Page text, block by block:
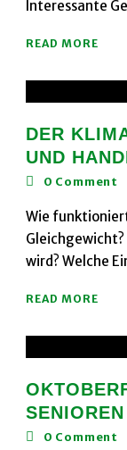
Interessante
READ MORE
DER
UND
0 Comment
Wie
wird? Welche
READ MORE
SENIOREN
0 Comment